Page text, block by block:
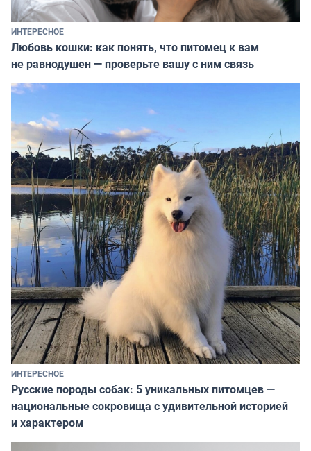
ИНТЕРЕСНОЕ
Любовь кошки: как понять, что питомец к вам
не равнодушен — проверьте вашу с ним связь
ИНТЕРЕСНОЕ
Русские породы собак: 5 уникальных питомцев —
национальные сокровища с удивительной историей
и характером